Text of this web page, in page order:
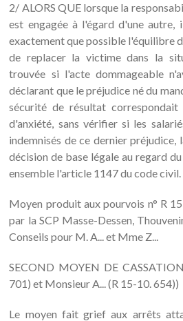
2/ ALORS QUE lorsque la
est engagée à l'égard d'une
exactement que possible l'équilibre
de replacer la victime dans la
trouvée si l'acte dommageable
déclarant que le préjudice né du
sécurité de résultat
d'anxiété, sans vérifier si les
indemnisés de ce dernier préjudice,
décision de base légale au regard
ensemble l'article 1147 du code civil.
Moyen produit aux pourvois n° R
par la SCP Masse-Dessen,
Conseils pour M. A... et Mme Z...
SECOND MOYEN DE
701) et Monsieur A... (R 15-10. 654))
Le moyen fait grief aux arrêts